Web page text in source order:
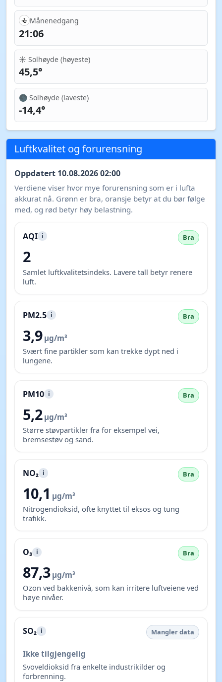
Månenedgang
21:06
☀️ Solhøyde (høyeste)
45,5°
🌑 Solhøyde (laveste)
-14,4°
Luftkvalitet og forurensning
Oppdatert 10.08.2026 02:00
Verdiene viser hvor mye forurensning som er i lufta
akkurat nå. Grønn er bra, oransje betyr at du bør følge
med, og rød betyr høy belastning.
AQI i Bra
2
Samlet luftkvalitetsindeks. Lavere tall betyr renere
luft.
PM2.5 i Bra
3,9 µg/m³
Svært fine partikler som kan trekke dypt ned i
lungene.
PM10 i Bra
5,2 µg/m³
Større støvpartikler fra for eksempel vei,
bremsestøv og sand.
NO₂ i Bra
10,1 µg/m³
Nitrogendioksid, ofte knyttet til eksos og tung
trafikk.
O₃ i Bra
87,3 µg/m³
Ozon ved bakkenivå, som kan irritere luftveiene ved
høye nivåer.
SO₂ i Mangler data
Ikke tilgjengelig
Svoveldioksid fra enkelte industrikilder og
forbrenning.